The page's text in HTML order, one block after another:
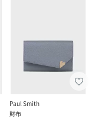
Paul Smith
財布